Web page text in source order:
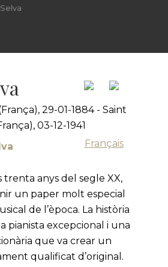
29-01-1884 - Saint
03-12-1941
Français
anys del segle XX,
un paper molt especial
de l’època. La història
pianista excepcional i una
que va crear un
qualificat d’original.